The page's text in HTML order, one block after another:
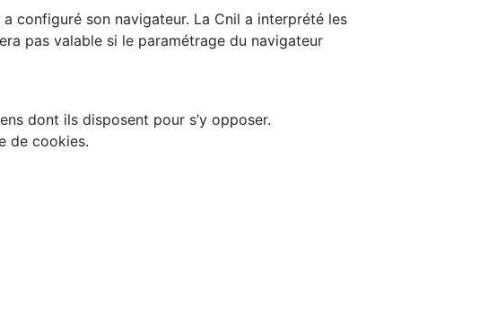
configuré son navigateur. La Cnil a interprété les
pas valable si le paramétrage du navigateur
dont ils disposent pour s’y opposer.
de cookies.